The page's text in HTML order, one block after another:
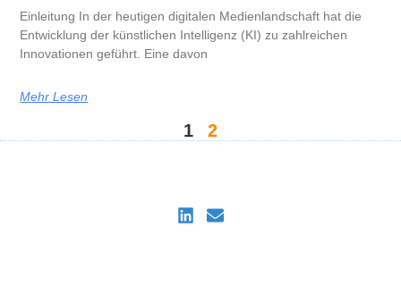
Einleitung In der heutigen digitalen Medienlandschaft hat die
Entwicklung der künstlichen Intelligenz (KI) zu zahlreichen
Innovationen geführt. Eine davon
Mehr Lesen
1 2